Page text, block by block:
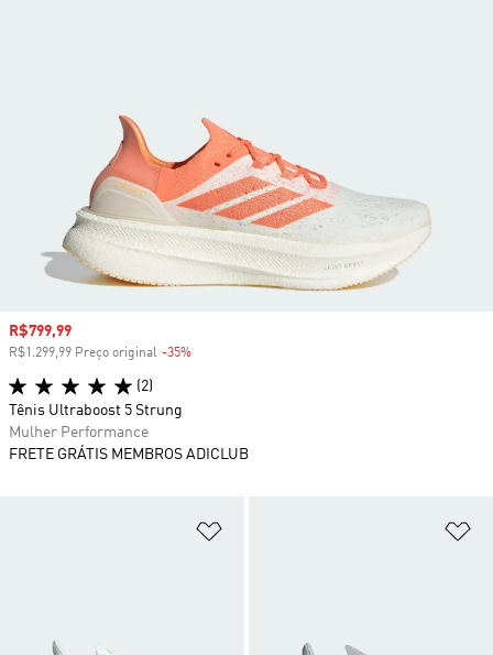
Preço com desconto
R$799,99
R$1.299,99 Preço original -35%
(2)
Tênis Ultraboost 5 Strung
Mulher Performance
FRETE GRÁTIS MEMBROS ADICLUB